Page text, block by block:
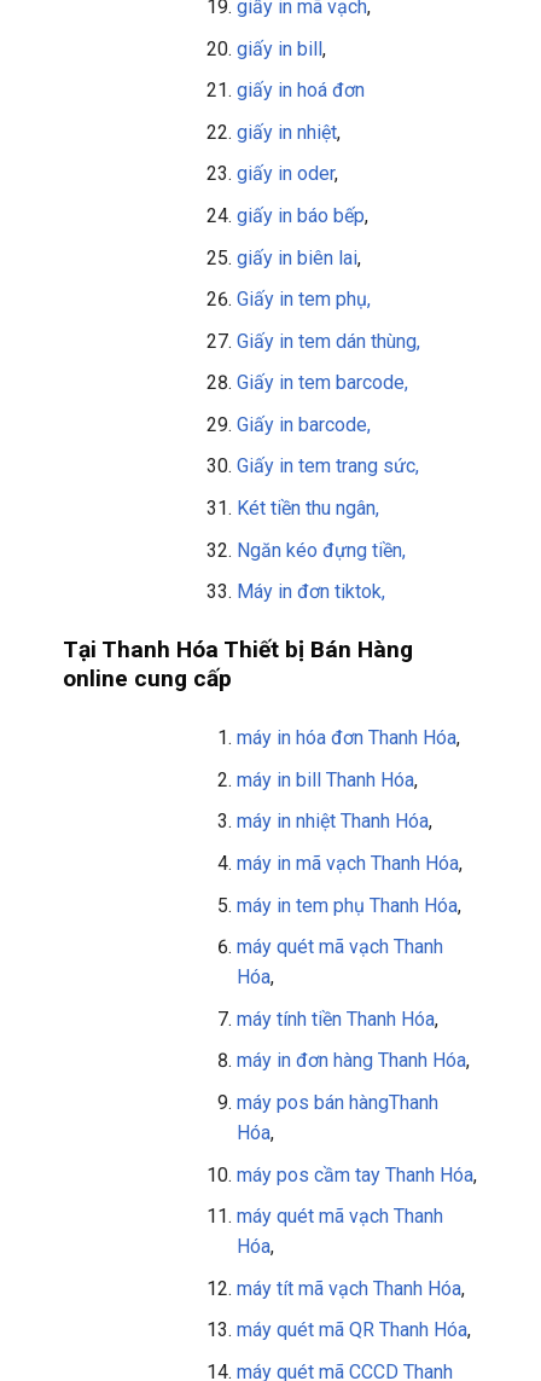
giấy in mã vạch,
giấy in bill,
giấy in hoá đơn
giấy in nhiệt,
giấy in oder,
giấy in báo bếp,
giấy in biên lai,
Giấy in tem phụ,
Giấy in tem dán thùng,
Giấy in tem barcode,
Giấy in barcode,
Giấy in tem trang sức,
Két tiền thu ngân,
Ngăn kéo đựng tiền,
Máy in đơn tiktok,
Tại Thanh Hóa Thiết bị Bán Hàng
online cung cấp
máy in hóa đơn Thanh Hóa,
máy in bill Thanh Hóa,
máy in nhiệt Thanh Hóa,
máy in mã vạch Thanh Hóa,
máy in tem phụ Thanh Hóa,
máy quét mã vạch Thanh
Hóa,
máy tính tiền Thanh Hóa,
máy in đơn hàng Thanh Hóa,
máy pos bán hàngThanh
Hóa,
máy pos cầm tay Thanh Hóa,
máy quét mã vạch Thanh
Hóa,
máy tít mã vạch Thanh Hóa,
máy quét mã QR Thanh Hóa,
máy quét mã CCCD Thanh